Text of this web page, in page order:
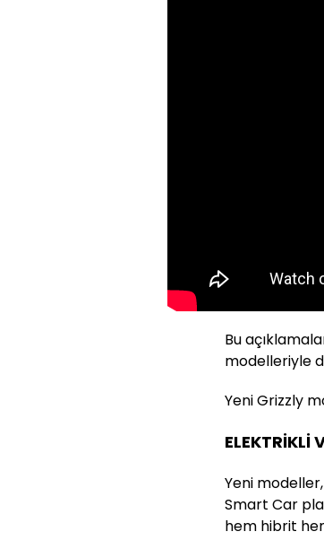
Bu
modelleriyle
Yeni Grizzly
ELEKTRİKLİ
Yeni
Smart Car
hem hibrit